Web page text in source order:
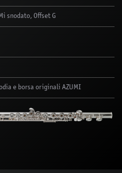
snodato, Offset G
e borsa originali AZUMI